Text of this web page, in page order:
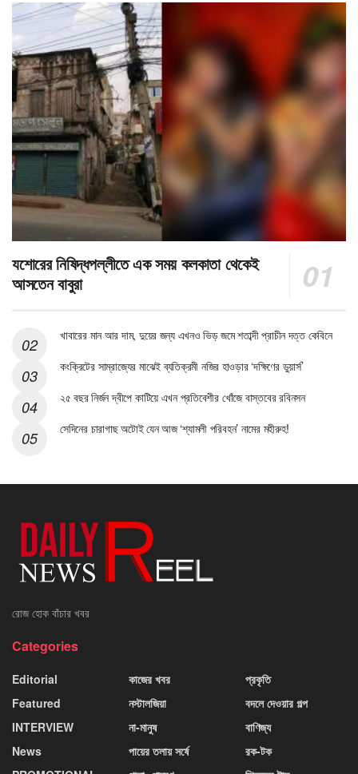
যশোরের নিষিদ্ধপল্লীতে এক সময় কলকাতা থেকেই
আসতেন বাবুরা
খাবারের মান আর দাম, দুয়ের জন্য এখনও ভিড় জমে শতাব্দী প্রাচীন দত্ত কেবিনে
কংক্রিটের সাম্রাজ্যের মাঝেই ব্যতিক্রমী নজির হাওড়ার ‘দক্ষিণের ডুয়ার্স’
২৫ বছর নির্জন দ্বীপে কাটিয়ে এখন প্রতিবেশীর খোঁজে বাস্তবের রবিনসন
সেদিনের চারাগাছ অটোই যেন আজ ‘শ্যামলী পরিবহন’ নামের মহীরুহ!
রোজ হোক বাঁচার খবর
Categories
Editorial
Featured
INTERVIEW
News
কাজের খবর
নস্টালজিয়া
না-মানুষ
পায়ের তলায় সর্ষে
প্রকৃতি
বদলে দেওয়ার গল্প
বাণিজ্য
রক-টক